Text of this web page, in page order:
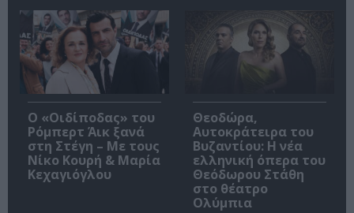
O «Οιδίποδας» του
Ρόμπερτ Άικ ξανά
στη Στέγη – Με τους
Νίκο Κουρή & Μαρία
Κεχαγιόγλου
Θεοδώρα,
Αυτοκράτειρα του
Βυζαντίου: Η νέα
ελληνική όπερα του
Θεόδωρου Στάθη
στο θέατρο
Ολύμπια